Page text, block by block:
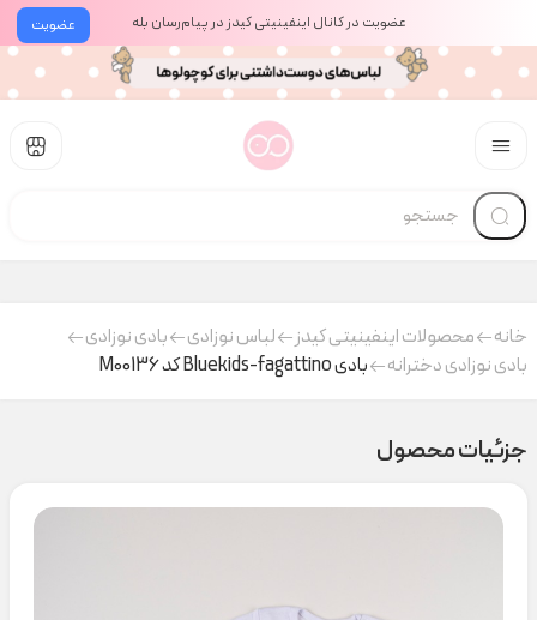
عضویت عضویت در کانال اینفینیتی کیدز در پیام‌رسان بله
خانه محصولات اینفینیتی کیدز لباس نوزادی
بادی نوزادی
بادی نوزادی دخترانه
بادی Bluekids-fagattino کد M00136
جزئیات محصول